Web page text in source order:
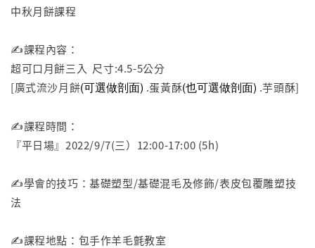
中秋月餅課程
✍️課程內容：
超可口月餅三入 尺寸:4.5-5公分
[廣式流沙月餅(可選做剖面) .蛋黃酥(也可選做剖面) .芋頭酥]
✍️課程時間：
『平日場』2022/9/7(三）12:00-17:00 (5h)
✍️學會的技巧：基礎塑型/基礎混毛及修飾/表皮包覆雕塑技
法
✍️課程地點：包手作羊毛氈教室